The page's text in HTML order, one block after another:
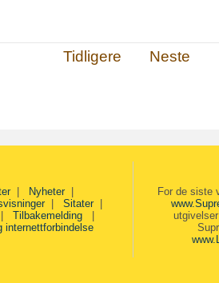
Tidligere Neste
| Nyheter|
| Sitater|
Tilbakemelding
internettforbindelse
For de siste